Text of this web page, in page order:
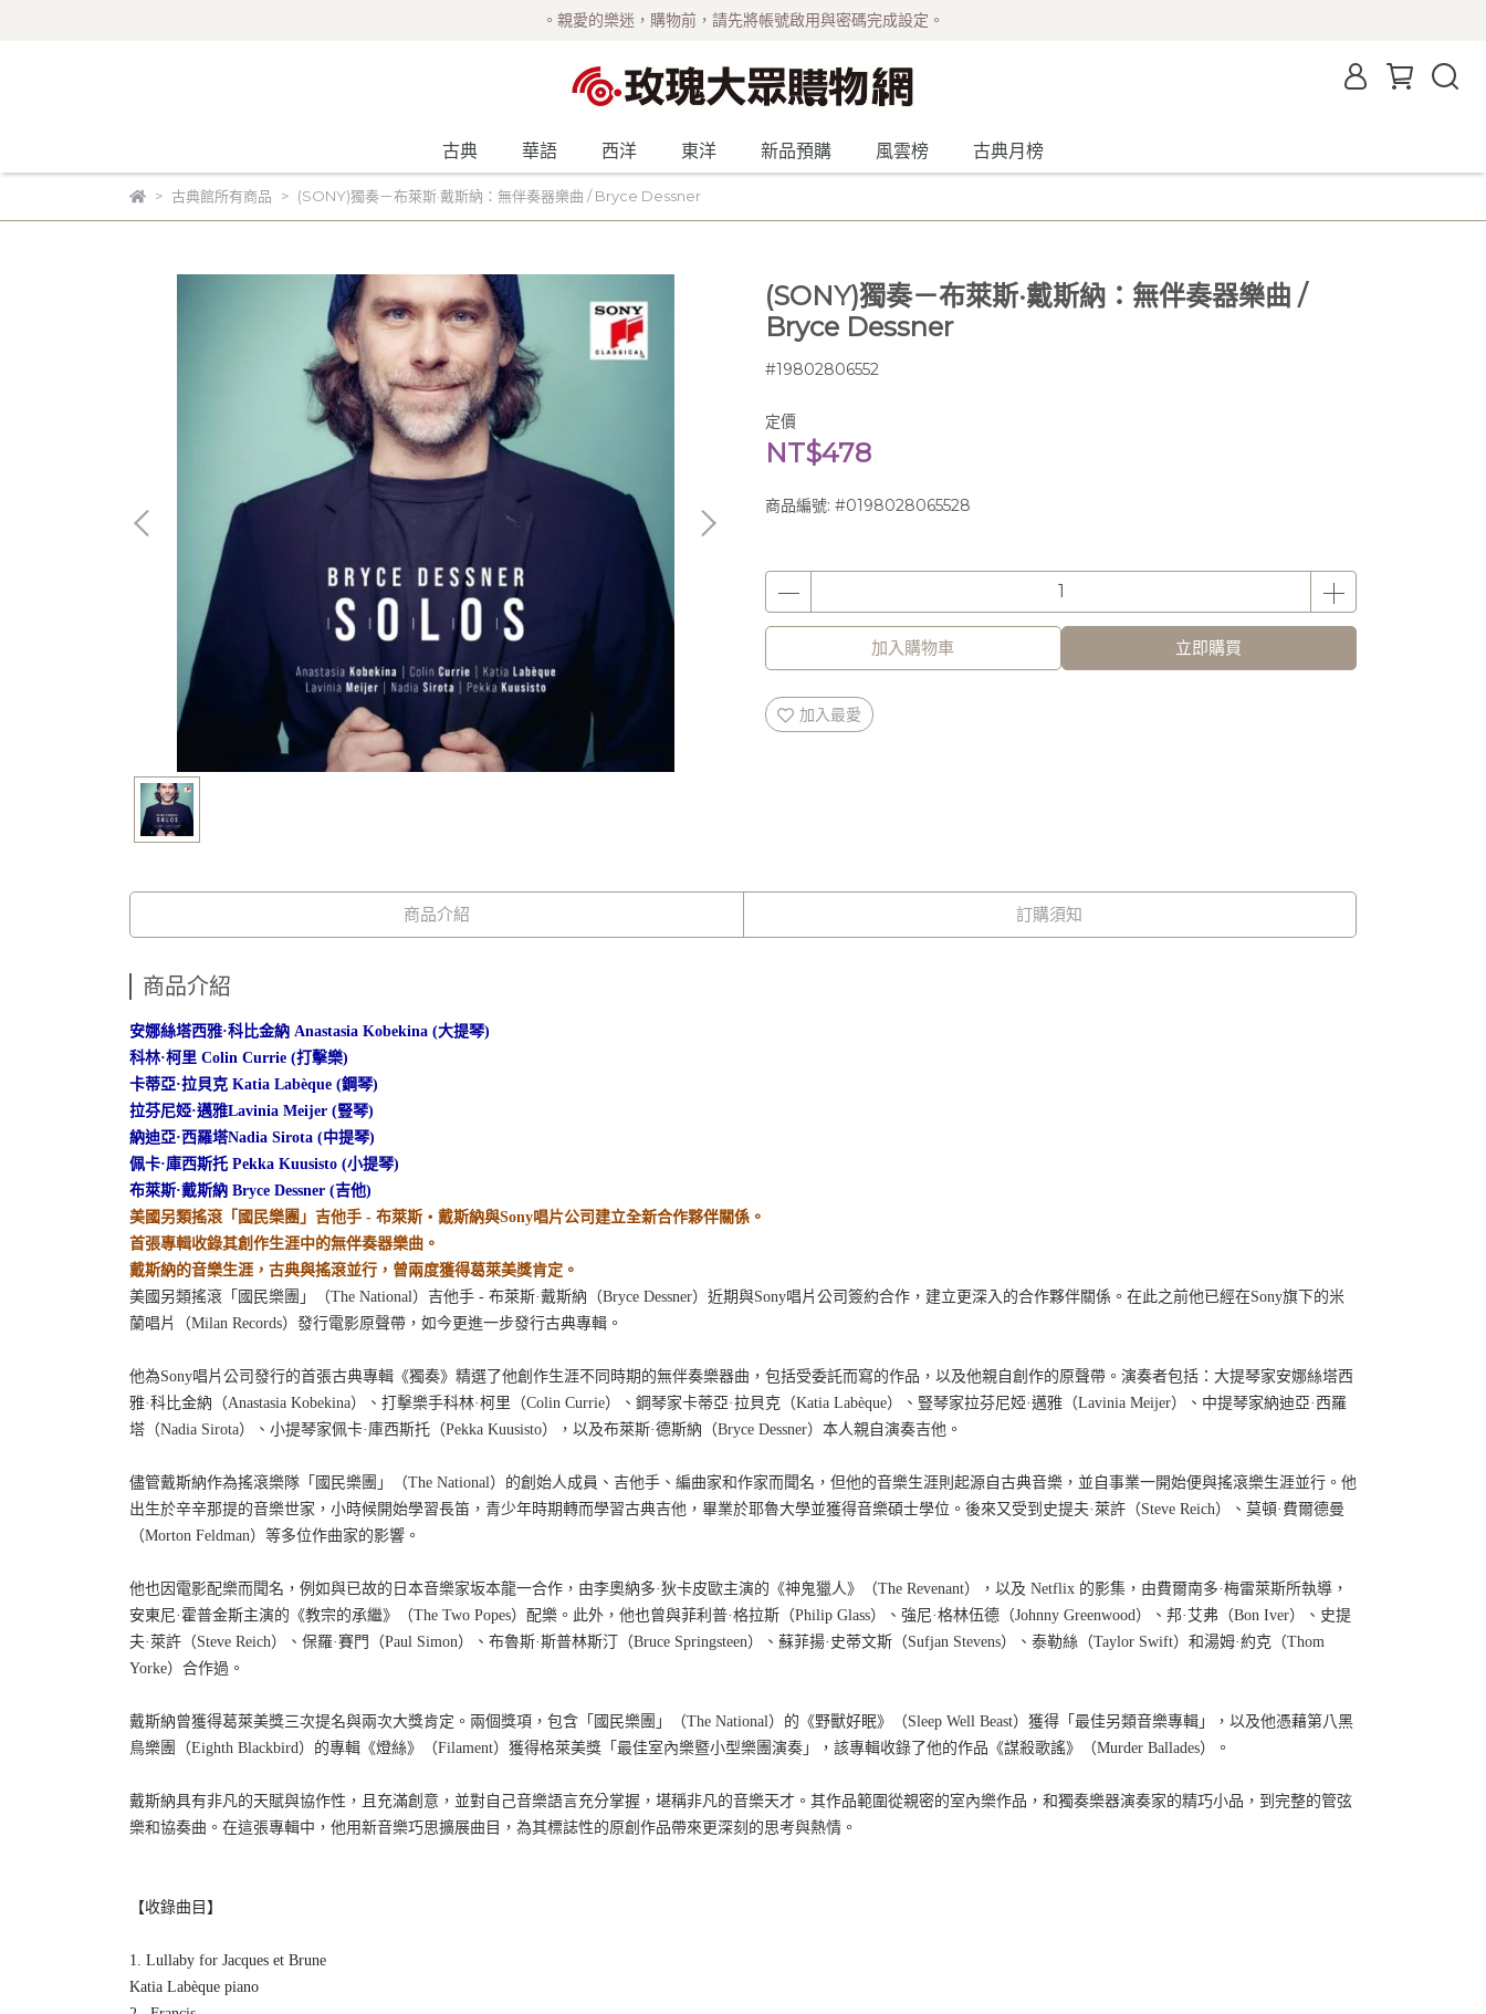
。親愛的樂迷，購物前，請先將帳號啟用與密碼完成設定。
古典 華語 西洋 東洋 新品預購 風雲榜 古典月榜
古典館所有商品 (SONY)獨奏－布萊斯·戴斯納：無伴奏器樂曲 / Bryce Dessner
(SONY)獨奏－布萊斯·戴斯納：無伴奏器樂曲 /
Bryce Dessner
#19802806552
定價
NT$478
商品編號: #0198028065528
加入購物車 立即購買
加入最愛
商品介紹 訂購須知
商品介紹
安娜絲塔西雅·科比金納 Anastasia Kobekina (大提琴)
科林·柯里 Colin Currie (打擊樂)
卡蒂亞·拉貝克 Katia Labèque (鋼琴)
拉芬尼婭·邁雅Lavinia Meijer (豎琴)
納迪亞·西羅塔Nadia Sirota (中提琴)
佩卡·庫西斯托 Pekka Kuusisto (小提琴)
布萊斯·戴斯納 Bryce Dessner (吉他)
美國另類搖滾「國民樂團」吉他手 - 布萊斯 ‧ 戴斯納與Sony唱片公司建立全新合作夥伴關係 。
首張專輯收錄其創作生涯中的無伴奏器樂曲。
戴斯納的音樂生涯，古典與搖滾並行，曾兩度獲得葛萊美獎肯定。
美國另類搖滾「國民樂團」（The National）吉他手 - 布萊斯·戴斯納（Bryce Dessner）近期與Sony唱片公司簽約合作，建立更深入的合作夥伴關係。在此之前他已經在Sony旗下的米
蘭唱片（Milan Records）發行電影原聲帶，如今更進一步發行古典專輯。
他為Sony唱片公司發行的首張古典專輯《獨奏》精選了他創作生涯不同時期的無伴奏樂器曲，包括受委託而寫的作品，以及他親自創作的原聲帶。演奏者包括：大提琴家安娜絲塔西
雅·科比金納（Anastasia Kobekina）、打擊樂手科林·柯里（Colin Currie）、鋼琴家卡蒂亞·拉貝克（Katia Labèque）、豎琴家拉芬尼婭·邁雅（Lavinia Meijer）、中提琴家納迪亞· 西羅
塔（Nadia Sirota）、小提琴家佩卡· 庫西斯托（Pekka Kuusisto），以及布萊斯·德斯納（Bryce Dessner）本人親自演奏吉他。
儘管戴斯納作為搖滾樂隊「國民樂團」（The National）的創始人成員、吉他手、編曲家和作家而聞名，但他的音樂生涯則起源自古典音樂，並自事業一開始便與搖滾樂生涯並行。他
出生於辛辛那提的音樂世家，小時候開始學習長笛，青少年時期轉而學習古典吉他，畢業於耶魯大學並獲得音樂碩士學位。後來又受到史提夫· 萊許（Steve Reich）、莫頓· 費爾德曼
（Morton Feldman）等多位作曲家的影響。
他也因電影配樂而聞名，例如與已故的日本音樂家坂本龍一合作，由李奧納多·狄卡皮歐主演的《神鬼獵人》（The Revenant），以及 Netflix 的影集，由費爾南多·梅雷萊斯所執導，
安東尼· 霍普金斯主演的《教宗的承繼》（The Two Popes）配樂。此外，他也曾與菲利普·格拉斯（Philip Glass）、強尼·格林伍德（Johnny Greenwood）、邦· 艾弗（Bon Iver）、史提
夫· 萊許（Steve Reich）、保羅·賽門（Paul Simon）、布魯斯·斯普林斯汀（Bruce Springsteen）、蘇菲揚· 史蒂文斯（Sufjan Stevens）、泰勒絲（Taylor Swift）和湯姆·約克（Thom
Yorke）合作過。
戴斯納曾獲得葛萊美獎三次提名與兩次大獎肯定。兩個獎項，包含「國民樂團」（The National）的《野獸好眠》（Sleep Well Beast）獲得「最佳另類音樂專輯」，以及他憑藉第八黑
鳥樂團（Eighth Blackbird）的專輯《燈絲》（Filament）獲得格萊美獎「最佳室內樂暨小型樂團演奏」，該專輯收錄了他的作品《謀殺歌謠》（Murder Ballades）。
戴斯納具有非凡的天賦與協作性，且充滿創意，並對自己音樂語言充分掌握，堪稱非凡的音樂天才。其作品範圍從親密的室內樂作品，和獨奏樂器演奏家的精巧小品，到完整的管弦
樂和協奏曲。在這張專輯中，他用新音樂巧思擴展曲目，為其標誌性的原創作品帶來更深刻的思考與熱情。
【收錄曲目】
1. Lullaby for Jacques et Brune
Katia Labèque piano